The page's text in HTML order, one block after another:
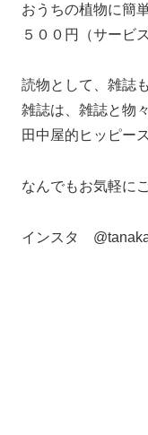
おうちの植物に簡
５００円（サービ
読物として、雑誌
雑誌は、雑誌と物
田中屋的ヒッピー
なんでもお気軽に
インスタ